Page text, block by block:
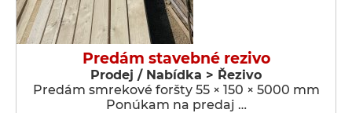
Predám stavebné rezivo
Prodej / Nabídka > Řezivo
Predám smrekové foršty 55 × 150 × 5000 mm
Ponúkam na predaj …